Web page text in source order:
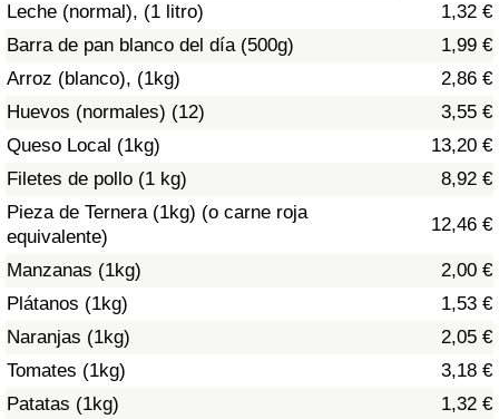
Leche (normal), (1 litro)
1,32 €
Barra de pan blanco del día (500g)
1,99 €
Arroz (blanco), (1kg)
2,86 €
Huevos (normales) (12)
3,55 €
Queso Local (1kg)
13,20 €
Filetes de pollo (1 kg)
8,92 €
Pieza de Ternera (1kg) (o carne roja
equivalente)
12,46 €
Manzanas (1kg)
2,00 €
Plátanos (1kg)
1,53 €
Naranjas (1kg)
2,05 €
Tomates (1kg)
3,18 €
Patatas (1kg)
1,32 €
Sanidad
Índice de Sanidad (Actual)
Índice de Sanidad
Índice de Sanidad por País
Contaminación
Índice de Contaminación (Actual)
Índice de contaminación